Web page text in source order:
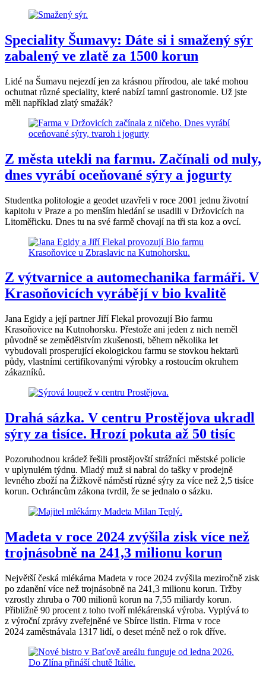
Speciality Šumavy: Dáte si i smažený sýr
zabalený ve zlatě za 1500 korun
Lidé na Šumavu nejezdí jen za krásnou přírodou, ale také mohou
ochutnat různé speciality, které nabízí tamní gastronomie. Už jste
měli například zlatý smažák?
Z města utekli na farmu. Začínali od nuly,
dnes vyrábí oceňované sýry a jogurty
Studentka politologie a geodet uzavřeli v roce 2001 jednu životní
kapitolu v Praze a po menším hledání se usadili v Držovicích na
Litoměřicku. Dnes tu na své farmě chovají na tři sta koz a ovcí.
Z výtvarnice a automechanika farmáři. V
Krasoňovicích vyrábějí v bio kvalitě
Jana Egidy a její partner Jiří Flekal provozují Bio farmu
Krasoňovice na Kutnohorsku. Přestože ani jeden z nich neměl
původně se zemědělstvím zkušenosti, během několika let
vybudovali prosperující ekologickou farmu se stovkou hektarů
půdy, vlastními certifikovanými výrobky a rostoucím okruhem
zákazníků.
Drahá sázka. V centru Prostějova ukradl
sýry za tisíce. Hrozí pokuta až 50 tisíc
Pozoruhodnou krádež řešili prostějovští strážníci městské policie
v uplynulém týdnu. Mladý muž si nabral do tašky v prodejně
levného zboží na Žižkově náměstí různé sýry za více než 2,5 tisíce
korun. Ochráncům zákona tvrdil, že se jednalo o sázku.
Madeta v roce 2024 zvýšila zisk více než
trojnásobně na 241,3 milionu korun
Největší česká mlékárna Madeta v roce 2024 zvýšila meziročně zisk
po zdanění více než trojnásobně na 241,3 milionu korun. Tržby
vzrostly zhruba o 700 milionů korun na 7,55 miliardy korun.
Přibližně 90 procent z toho tvoří mlékárenská výroba. Vyplývá to
z výroční zprávy zveřejněné ve Sbírce listin. Firma v roce
2024 zaměstnávala 1317 lidí, o deset méně než o rok dříve.